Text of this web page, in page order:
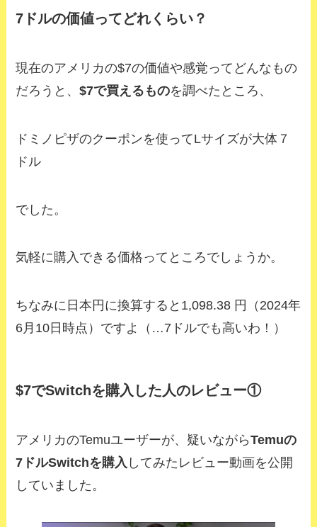
7ドルの価値ってどれくらい？
現在のアメリカの$7の価値や感覚ってどんなもの
だろうと、$7で買えるものを調べたところ、
ドミノピザのクーポンを使ってLサイズが大体７
ドル
でした。
気軽に購入できる価格ってところでしょうか。
ちなみに日本円に換算すると1,098.38 円（2024年
6月10日時点）ですよ（…7ドルでも高いわ！）
$7でSwitchを購入した人のレビュー①
アメリカのTemuユーザーが、疑いながらTemuの
7ドルSwitchを購入 してみたレビュー動画を公開
していました。